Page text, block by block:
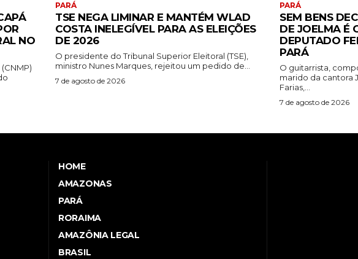
NO
PARÁ
TSE NEGA LIMINAR E MANTÉM WLAD
COSTA INELEGÍVEL PARA AS ELEIÇÕES
DE 2026
O presidente do Tribunal Superior Eleitoral (TSE),
ministro Nunes Marques, rejeitou um pedido de...
7 de agosto de 2026
PARÁ
SEM BENS
DE JOELMA É
DEPUTADO
PARÁ
O guitarrista,
marido da cantora
Farias,...
7 de agosto de 2026
HOME
AMAZONAS
PARÁ
RORAIMA
AMAZÔNIA LEGAL
BRASIL